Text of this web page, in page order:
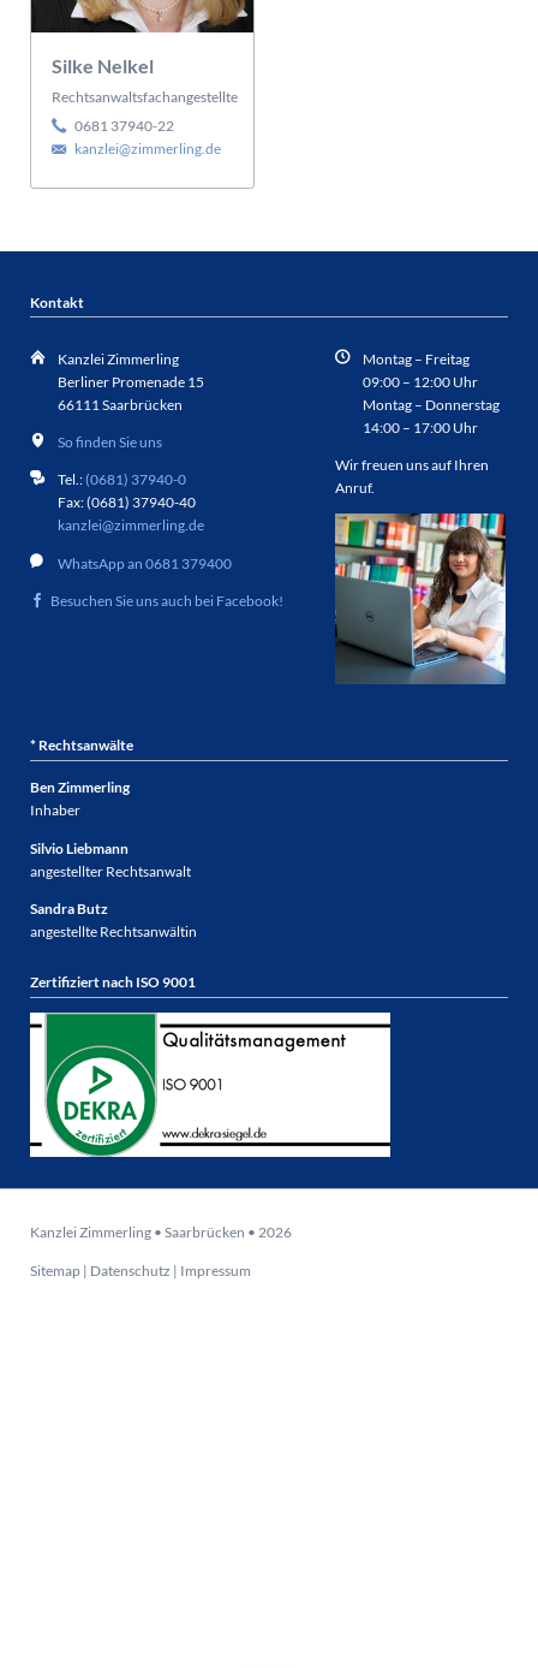
Silke Nelkel
Rechtsanwaltsfachangestellte
0681 37940-22
kanzlei@zimmerling.de
Kontakt
Kanzlei Zimmerling
Berliner Promenade 15
66111 Saarbrücken
So finden Sie uns
Tel.:(0681) 37940-0
Fax: (0681) 37940-40
kanzlei@zimmerling.de
WhatsApp an 0681 379400
Besuchen Sie uns auch bei Facebook!
Montag – Freitag
09:00 – 12:00 Uhr
Montag – Donnerstag
14:00 – 17:00 Uhr
Wir freuen uns auf Ihren
Anruf.
* Rechtsanwälte
Ben Zimmerling
Inhaber
Silvio Liebmann
angestellter Rechtsanwalt
Sandra Butz
angestellte Rechtsanwältin
Zertifiziert nach ISO 9001
Kanzlei Zimmerling • Saarbrücken • 2026
Sitemap| Datenschutz | Impressum